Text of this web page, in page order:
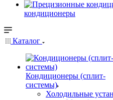
кондиционеры
Каталог
Кондиционеры (сплит-
системы)
Холодильные